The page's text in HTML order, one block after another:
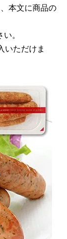
本文に商品の
。
いただけま